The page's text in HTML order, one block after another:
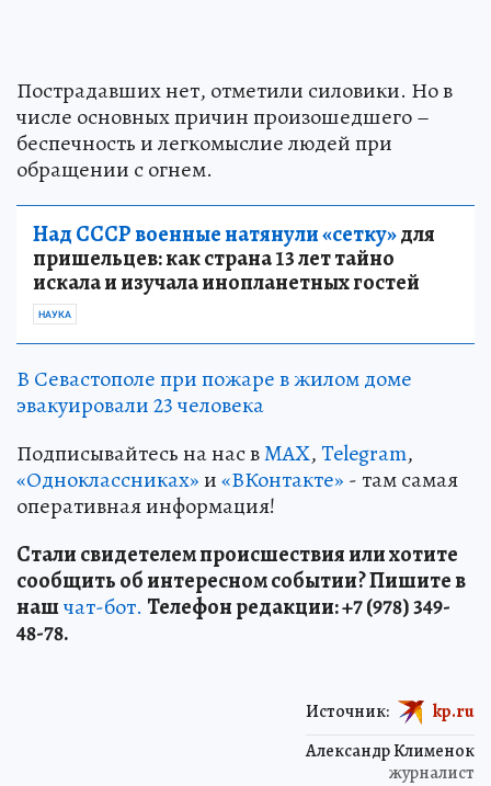
Пострадавших нет, отметили силовики. Но в
числе основных причин произошедшего –
беспечность и легкомыслие людей при
обращении с огнем.
Над СССР военные натянули «сетку»для
пришельцев: как страна 13 лет тайно
искала и изучала инопланетных гостей
НАУКА
В Севастополе при пожаре в жилом доме
эвакуировали 23 человека
Подписывайтесь на нас вMAX,Telegram,
«Одноклассниках»и«ВКонтакте» - там самая
оперативная информация!
Стали свидетелем происшествия или хотите
сообщить об интересном событии? Пишите в
нашчат-бот. Телефон редакции: +7 (978) 349-
48-78.
Александр Клименок
журналист
Источник: kp.ru